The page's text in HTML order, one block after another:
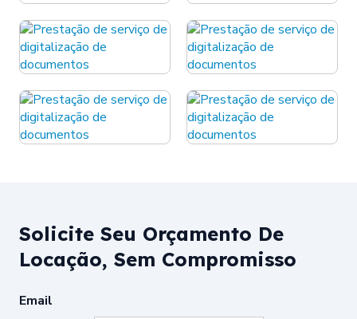
Solicite Seu Orçamento De
Locação, Sem Compromisso
Email